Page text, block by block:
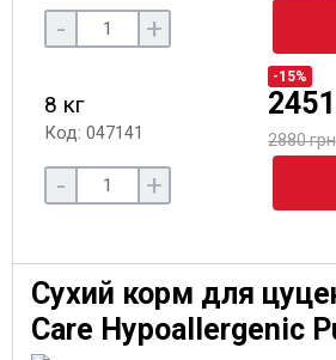
- +
8 кг
Код: 047141
-15%
2880 грн
- +
Сухий корм для
Care Hypoallergenic